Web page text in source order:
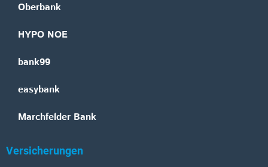
Oberbank
HYPO NOE
bank99
easybank
Marchfelder Bank
Versicherungen